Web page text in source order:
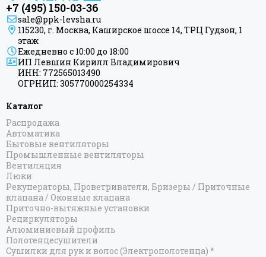
+7 (495) 150-03-36
sale@ppk-levsha.ru
115230, г. Москва, Каширское шоссе 14, ТРЦ Гудзон, 1
этаж
Ежедневно с 10:00 до 18:00
ИП Левшин Кирилл Владимирович
ИНН: 772565013490
ОГРНИП: 305770000254334
Каталог
Распродажа
Автоматика
Бытовые вентиляторы
Промышленные вентиляторы
Вентиляция
Люки
Рекуператоры, Проветриватели, Бризеры / Приточные
клапана / Оконные клапана
Приточно-вытяжные установки
Рециркуляторы
Алюминиевый профиль
Полотенцесушители
Сушилки для рук и волос (Электрополотенца) *